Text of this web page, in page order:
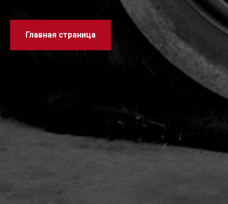
Главная страница